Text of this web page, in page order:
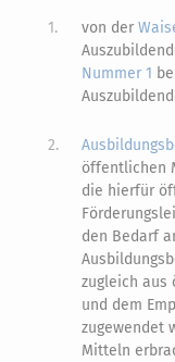
1. von der
Nummer 1
2.
öffentlichen
die hierfür
den Bedarf
zugleich
und dem
zugewendet
Mitteln